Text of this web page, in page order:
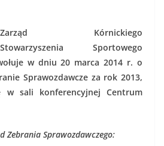
Zarząd Kórnickiego
Stowarzyszenia Sportowego
w dniu 20 marca 2014 r. o
Sprawozdawcze za rok 2013,
w sali konferencyjnej Centrum
Zebrania Sprawozdawczego: